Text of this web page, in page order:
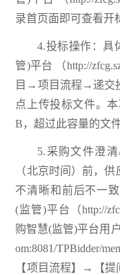
录首页面即可查看开
4.投标操作：具
管)平台 （http://
目→项目流程→递交
点上传投标文件。
B，超过此容量的文
5.采购文件澄清
（北京时间）前，
不清晰和前后不一
(监管)平台（http://
购智慧(监管)平台用
om:8081/TPBidder/
【项目流程】→【提